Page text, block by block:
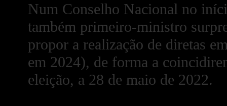
Num Conselho Nacional no
também primeiro-ministro
propor a realização de diretas
em 2024), de forma a
eleição, a 28 de maio de 2022.